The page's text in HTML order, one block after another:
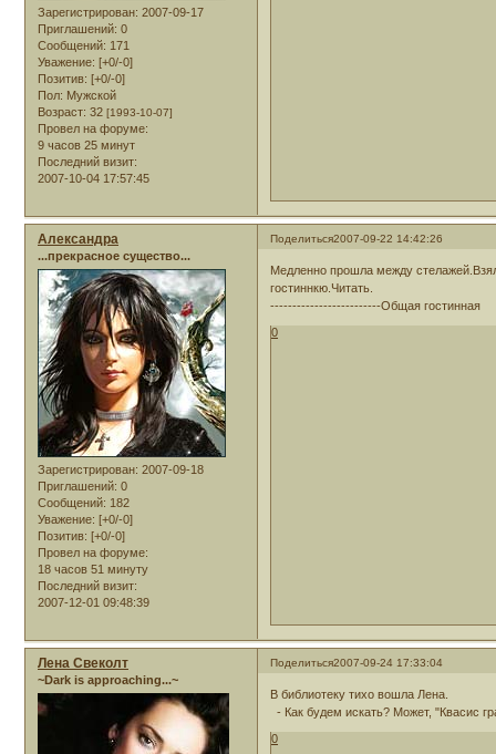
Зарегистрирован: 2007-09-17
Приглашений: 0
Сообщений: 171
Уважение: [+0/-0]
Позитив: [+0/-0]
Пол: Мужской
Возраст: 32 [1993-10-07]
Провел на форуме:
9 часов 25 минут
Последний визит:
2007-10-04 17:57:45
Поделиться2007-09-22 14:42:26
Александра
...прекрасное существо...
Зарегистрирован: 2007-09-18
Приглашений: 0
Сообщений: 182
Уважение: [+0/-0]
Позитив: [+0/-0]
Провел на форуме:
18 часов 51 минуту
Последний визит:
2007-12-01 09:48:39
Медленно прошла между
гостиннкю.Читать.
-------------------------Общая гостинная
0
Поделиться2007-09-24 17:33:04
Лена Свеколт
~Dark is approaching...~
В библиотеку тихо вошла Лена.
- Как будем искать? Может, "Квасис
0